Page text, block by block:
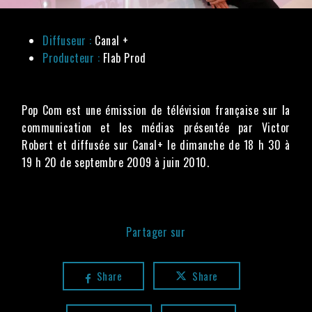
Diffuseur : Canal +
Producteur : Flab Prod
Pop Com est une émission de télévision française sur la
communication et les médias présentée par Victor
Robert et diffusée sur Canal+ le dimanche de 18 h 30 à
19 h 20 de septembre 2009 à juin 2010.
Partager sur
Share Share